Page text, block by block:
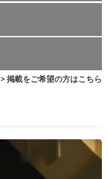
> 掲載をご希望の方はこちら